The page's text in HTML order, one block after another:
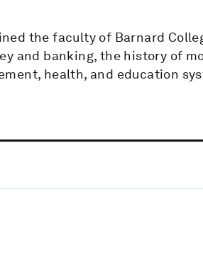
the faculty of Barnard
and banking, the history of
health, and education